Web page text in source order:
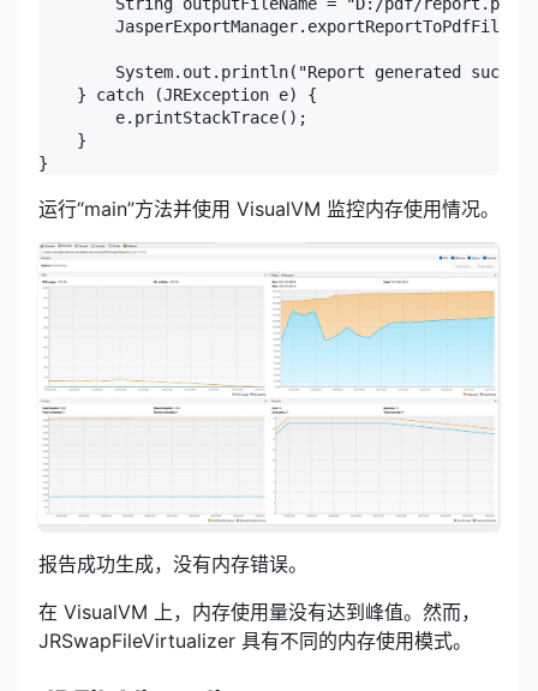
System.out.println("Report generated
    } catch (JRException e) {
        e.printStackTrace();
    }
}
运行“main”方法并使用 VisualVM 监控内存使用情况。
报告成功生成，没有内存错误。
在 VisualVM 上，内存使用量没有达到峰值。然而，
JRSwapFileVirtualizer 具有不同的内存使用模式。